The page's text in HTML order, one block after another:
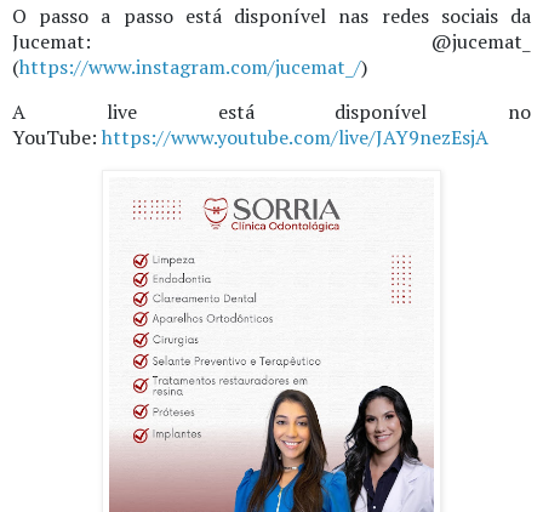
O passo a passo está disponível nas redes sociais da
Jucemat: @jucemat_
(https://www.instagram.com/jucemat_/)
A live está disponível no
YouTube: https://www.youtube.com/live/JAY9nezEsjA